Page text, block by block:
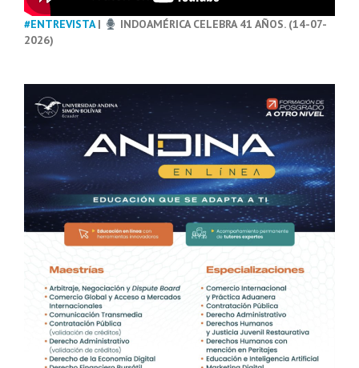
#ENTREVISTA|
INDOAMÉRICA CELEBRA 41 AÑOS. (14-07-
2026)